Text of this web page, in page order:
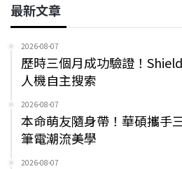
最新文章
2026-08-07
歷時三個月成功驗證！
人機自主搜索
2026-08-07
本命萌友隨身帶！華碩攜手
筆電潮流美學
2026-08-07